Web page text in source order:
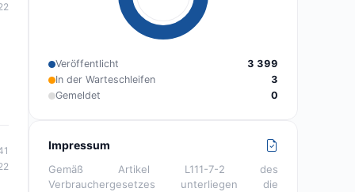
Veröffentlicht
3 399
In der Warteschleifen
3
Gemeldet
0
Impressum
Gemäß Artikel L111-7-2 des
Verbrauchergesetzes unterliegen die